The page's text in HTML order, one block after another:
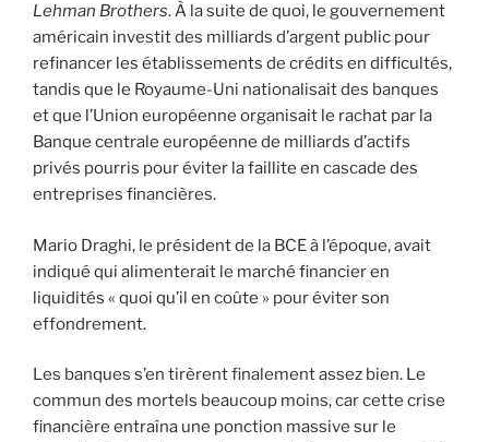
Lehman Brothers. À la suite de quoi, le gouvernement
américain investit des milliards d’argent public pour
refinancer les établissements de crédits en difficultés,
tandis que le Royaume-Uni nationalisait des banques
et que l’Union européenne organisait le rachat par la
Banque centrale européenne de milliards d’actifs
privés pourris pour éviter la faillite en cascade des
entreprises financières.
Mario Draghi, le président de la BCE à l’époque, avait
indiqué qui alimenterait le marché financier en
liquidités « quoi qu’il en coûte » pour éviter son
effondrement.
Les banques s’en tirèrent finalement assez bien. Le
commun des mortels beaucoup moins, car cette crise
financière entraîna une ponction massive sur le